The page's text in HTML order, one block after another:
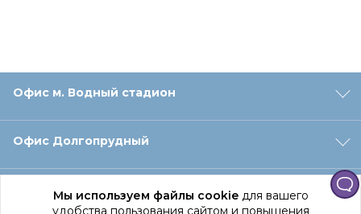
Мы используем файлы cookieдля вашего
удобства пользования сайтом и повышения
Офис м. Водный стадион
Офис Долгопрудный
Офис Санкт‑Петербург